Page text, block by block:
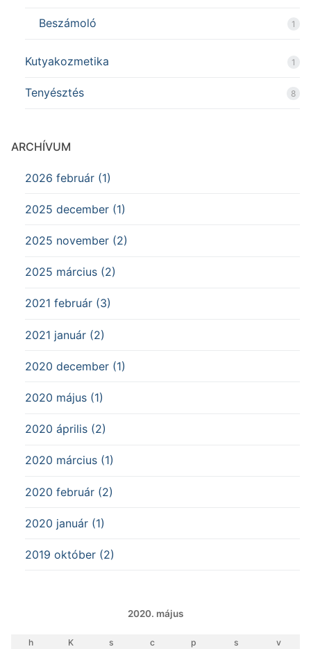
Beszámoló 1
Kutyakozmetika 1
Tenyésztés 8
ARCHÍVUM
2026 február (1)
2025 december (1)
2025 november (2)
2025 március (2)
2021 február (3)
2021 január (2)
2020 december (1)
2020 május (1)
2020 április (2)
2020 március (1)
2020 február (2)
2020 január (1)
2019 október (2)
2020. május
h K s c p s
v